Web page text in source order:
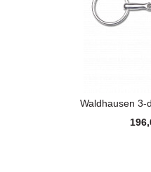
Waldhausen 3-